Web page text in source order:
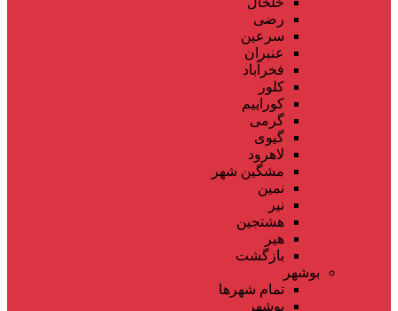
رضی
سرعین
عنبران
فخرآباد
کلور
کوراییم
گرمی
گیوی
لاهرود
مشگین شهر
نمین
نیر
هشتجین
هیر
بازگشت
بوشهر
تمام شهر‌ها
بوشهر